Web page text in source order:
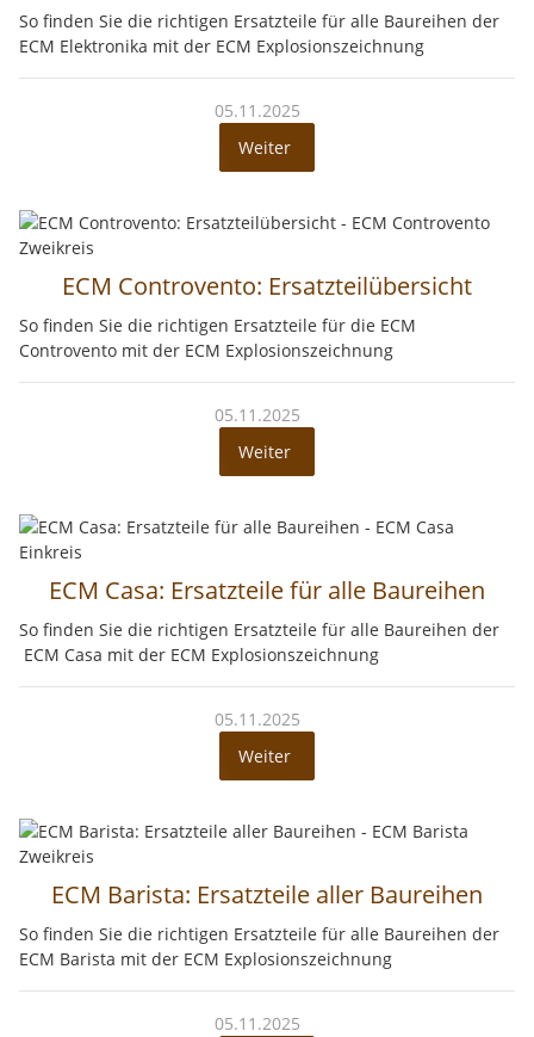
So finden Sie die richtigen Ersatzteile für alle Baureihen der
ECM Elektronika mit der ECM Explosionszeichnung
05.11.2025
Weiter
ECM Controvento: Ersatzteilübersicht
So finden Sie die richtigen Ersatzteile für die ECM
Controvento mit der ECM Explosionszeichnung
05.11.2025
Weiter
ECM Casa: Ersatzteile für alle Baureihen
So finden Sie die richtigen Ersatzteile für alle Baureihen der
ECM Casa mit der ECM Explosionszeichnung
05.11.2025
Weiter
ECM Barista: Ersatzteile aller Baureihen
So finden Sie die richtigen Ersatzteile für alle Baureihen der
ECM Barista mit der ECM Explosionszeichnung
05.11.2025